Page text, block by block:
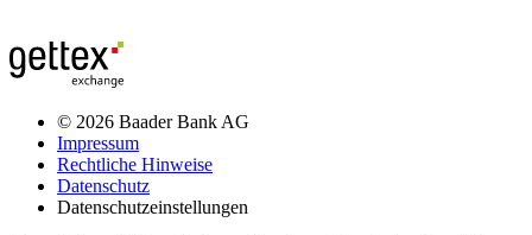
© 2026 Baader Bank AG
Impressum
Rechtliche Hinweise
Datenschutz
Datenschutzeinstellungen